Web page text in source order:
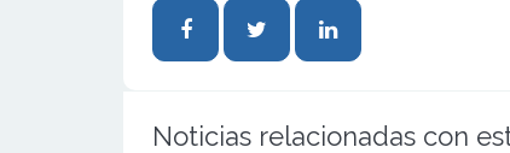
Noticias relacionadas con